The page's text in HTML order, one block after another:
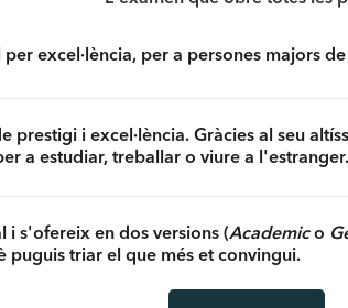
excel·lència, per a persones majors
prestigi i excel·lència. Gràcies al seu
a estudiar, treballar o viure a l'estranger.
i s'ofereix en dos versions (Academico
puguis triar el que més et convingui.